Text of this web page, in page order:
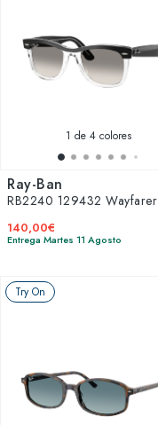
1 de 4 colores
Ray-Ban
RB2240 129432 Wayfarer
140,00€
Entrega Martes 11 Agosto
Try On